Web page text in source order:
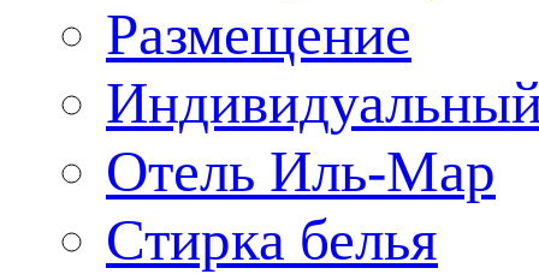
Размещение
Отель Иль-Мар
Стирка белья